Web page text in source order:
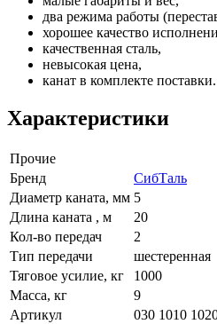
два режима работы
хорошее качество
качественная сталь,
невысокая цена,
канат в комплекте поставки.
Характеристики
Прочие
Бренд
СибТаль
Диаметр каната, мм 5
Длина каната , м
20
Кол-во передач
2
Тип передачи
шестеренная
Тяговое усилие, кг
1000
Масса, кг
9
Артикул
030 1010